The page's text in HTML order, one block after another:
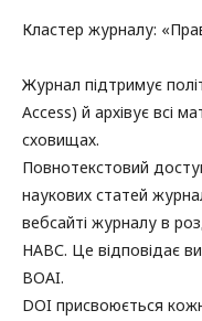
Кластер журналу:
Журнал підтримує
Access) й архівує всі
сховищах.
Повнотекстовий
наукових статей
вебсайті журналу в
НАВС. Це відповідає
BOAI.
DOI присвоюється